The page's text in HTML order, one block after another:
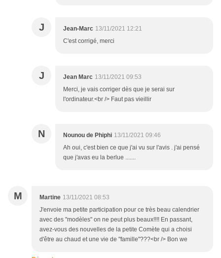
J Jean-Marc 13/11/2021 12:21
C'est corrigé, merci
J Jean Marc 13/11/2021 09:53
Merci, je vais corriger dès que je serai sur
l'ordinateur.<br /> Faut pas vieillir
N Nounou de Phiphi 13/11/2021 09:46
Ah oui, c'est bien ce que j'ai vu sur l'avis . j'ai pensé
que j'avas eu la berlue .......
M Martine 13/11/2021 08:53
J'envoie ma petite participation pour ce très beau calendrier
avec des "modèles" on ne peut plus beaux!!!! En passant,
avez-vous des nouvelles de la petite Comète qui a choisi
d'être au chaud et une vie de "famille"???<br /> Bon we